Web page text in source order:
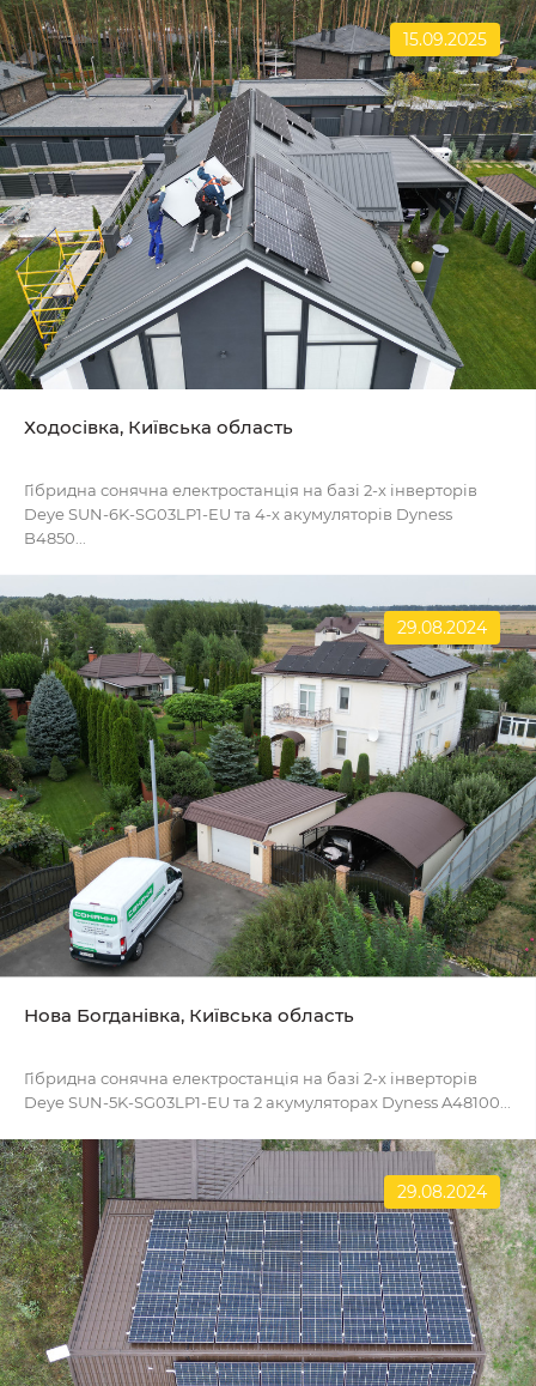
15.09.2025
Ходосівка, Київська область
Гібридна сонячна електростанція на базі 2-х інверторів
Deye SUN-6K-SG03LP1-EU та 4-х акумуляторів Dyness
B4850...
29.08.2024
Нова Богданівка, Київська область
Гібридна сонячна електростанція на базі 2-х інверторів
Deye SUN-5K-SG03LP1-EU та 2 акумуляторах Dyness A48100...
29.08.2024